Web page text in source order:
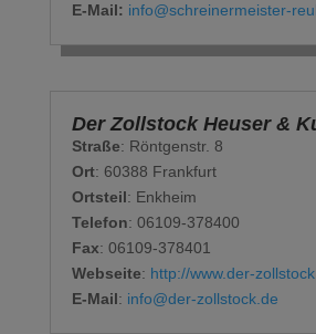
E-Mail: info@schreinermeister-
Der Zollstock Heuser &
Straße: Röntgenstr. 8
Ort: 60388 Frankfurt
Ortsteil: Enkheim
Telefon: 06109-378400
Fax: 06109-378401
Webseite: http://www.der-
E-Mail: info@der-zollstock.de